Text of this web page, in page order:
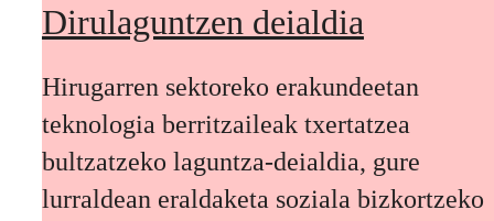
Dirulaguntzen deialdia
Hirugarren sektoreko erakundeetan
teknologia berritzaileak txertatzea
bultzatzeko laguntza-deialdia, gure
lurraldean eraldaketa soziala bizkortzeko